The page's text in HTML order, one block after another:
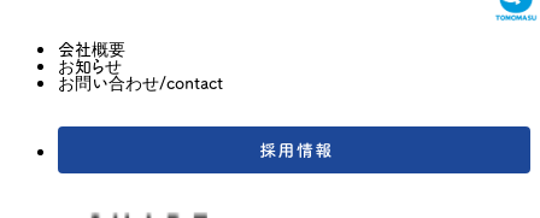
会社概要
お知らせ
お問い合わせ/contact